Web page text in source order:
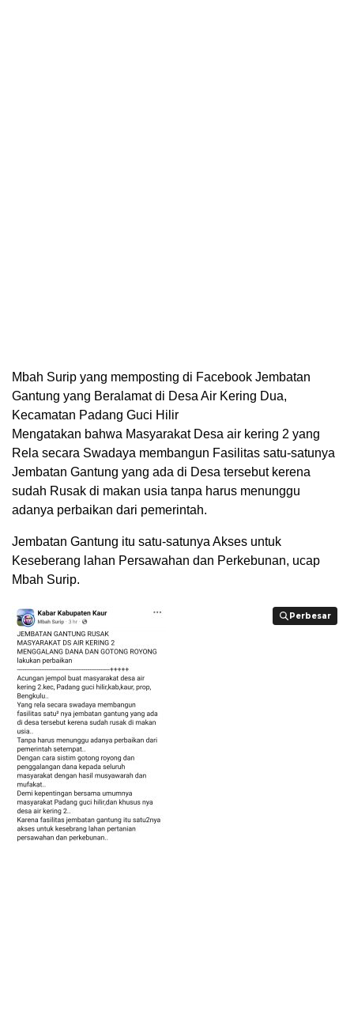
Mbah Surip yang memposting di Facebook Jembatan
Gantung yang Beralamat di Desa Air Kering Dua,
Kecamatan Padang Guci Hilir
Mengatakan bahwa Masyarakat Desa air kering 2 yang
Rela secara Swadaya membangun Fasilitas satu-satunya
Jembatan Gantung yang ada di Desa tersebut kerena
sudah Rusak di makan usia ‎tanpa harus menunggu
adanya perbaikan dari pemerintah.
Jembatan Gantung itu satu-satunya Akses untuk
Keseberang lahan Persawahan dan Perkebunan, ucap
Mbah Surip.
Perbesar
Perbesar